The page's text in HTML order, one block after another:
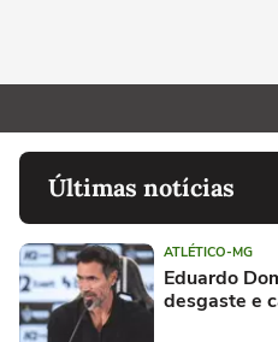
Últimas notícias
ATLÉTICO-MG
Eduardo
desgaste e